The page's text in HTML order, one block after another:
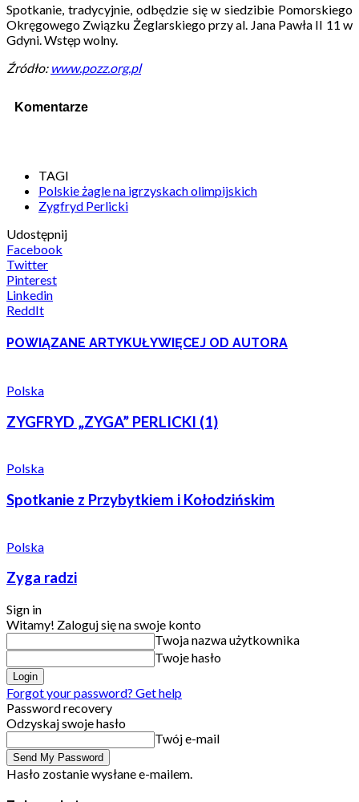
Spotkanie, tradycyjnie, odbędzie się w siedzibie Pomorskiego
Okręgowego Związku Żeglarskiego przy al. Jana Pawła II 11 w
Gdyni. Wstęp wolny.
Źródło: www.pozz.org.pl
Komentarze
TAGI
Polskie żagle na igrzyskach olimpijskich
Zygfryd Perlicki
Udostępnij
Facebook
Twitter
Pinterest
Linkedin
ReddIt
POWIĄZANE ARTYKUŁYWIĘCEJ OD AUTORA
Polska
ZYGFRYD „ZYGA” PERLICKI (1)
Polska
Spotkanie z Przybytkiem i Kołodzińskim
Polska
Zyga radzi
Sign in
Witamy! Zaloguj się na swoje konto
Twoja nazwa użytkownika
Twoje hasło
Forgot your password? Get help
Password recovery
Odzyskaj swoje hasło
Twój e-mail
Hasło zostanie wysłane e-mailem.